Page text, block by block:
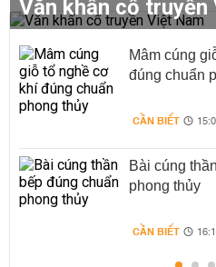
Văn khấn cổ truyền
Mâm cúng
đúng chuẩn
CẦN BIẾT
Bài cúng
phong thủy
CẦN BIẾT